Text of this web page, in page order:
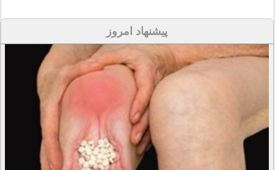
پیشنهاد امروز